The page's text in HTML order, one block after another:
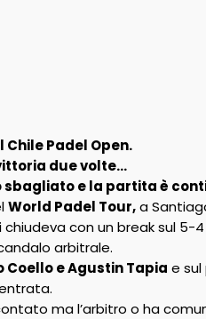
Padel Open.
due volte…
e la partita è
World Padel Tour,a
con un break sul 5-
arbitrale.
Coello e Agustin Tapia e
ma l’arbitro o ha